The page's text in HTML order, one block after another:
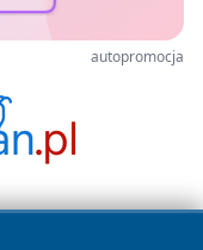
autopromocja